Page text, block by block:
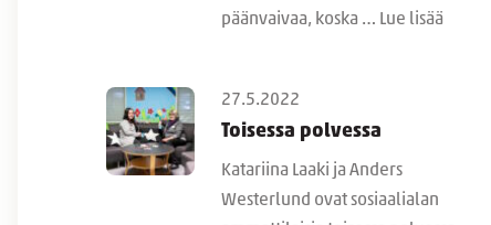
päänvaivaa, koska … Lue lisää
27.5.2022
Toisessa polvessa
Katariina Laaki ja Anders
Westerlund ovat sosiaalialan